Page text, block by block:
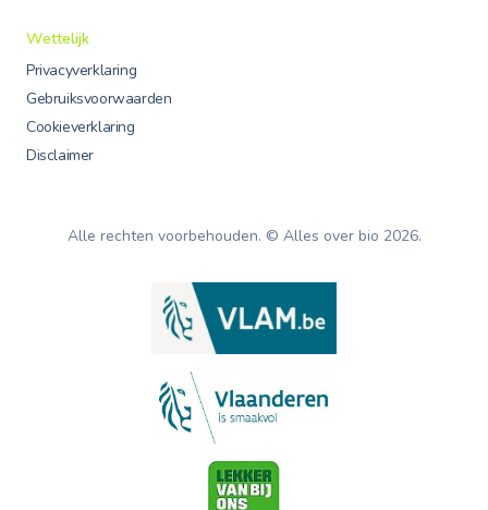
Wettelijk
Privacyverklaring
Gebruiksvoorwaarden
Cookieverklaring
Disclaimer
Alle rechten voorbehouden. © Alles over bio 2026.